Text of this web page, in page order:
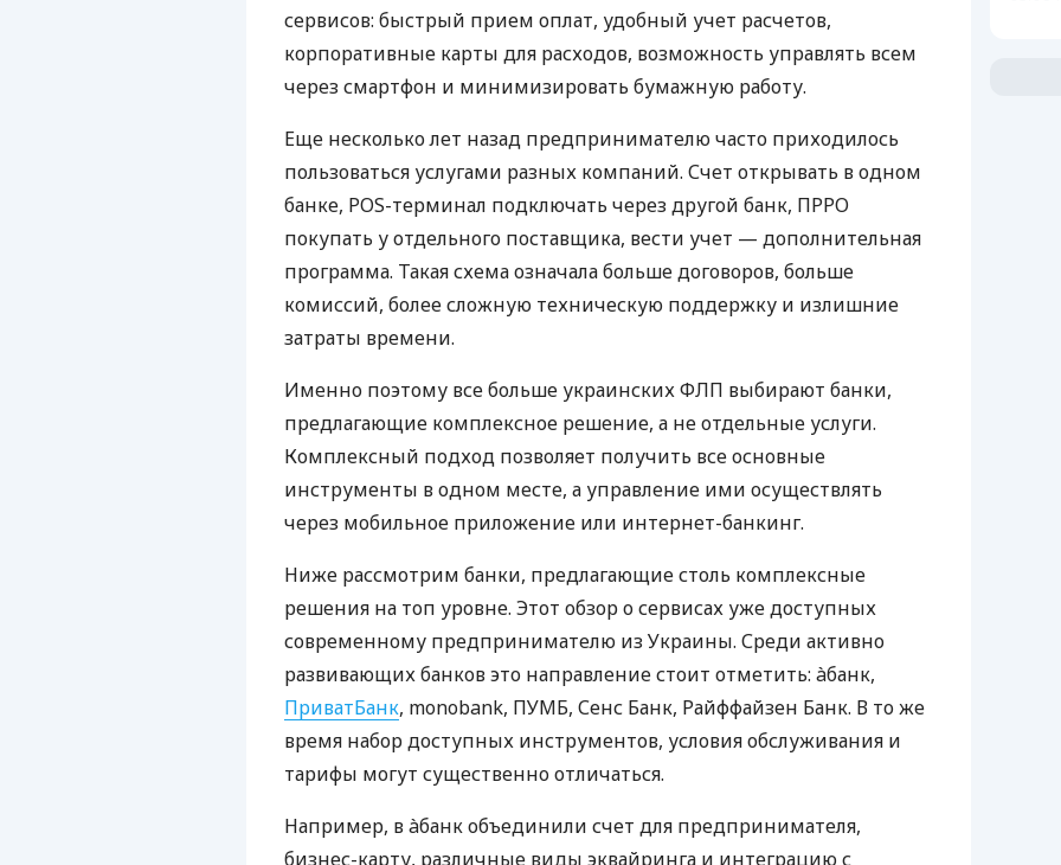
сервисов: быстрый прием оплат, удобный учет расчетов,
корпоративные карты для расходов, возможность управлять всем
через смартфон и минимизировать бумажную работу.
Еще несколько лет назад предпринимателю часто приходилось
пользоваться услугами разных компаний. Счет открывать в одном
банке, POS-терминал подключать через другой банк, ПРРО
покупать у отдельного поставщика, вести учет — дополнительная
программа. Такая схема означала больше договоров, больше
комиссий, более сложную техническую поддержку и излишние
затраты времени.
Именно поэтому все больше украинских ФЛП выбирают банки,
предлагающие комплексное решение, а не отдельные услуги.
Комплексный подход позволяет получить все основные
инструменты в одном месте, а управление ими осуществлять
через мобильное приложение или интернет-банкинг.
Ниже рассмотрим банки, предлагающие столь комплексные
решения на топ уровне. Этот обзор о сервисах уже доступных
современному предпринимателю из Украины. Среди активно
развивающих банков это направление стоит отметить: àбанк,
ПриватБанк, monobank, ПУМБ, Сенс Банк, Райффайзен Банк. В то же
время набор доступных инструментов, условия обслуживания и
тарифы могут существенно отличаться.
Например, в àбанк объединили счет для предпринимателя,
бизнес-карту, различные виды эквайринга и интеграцию с